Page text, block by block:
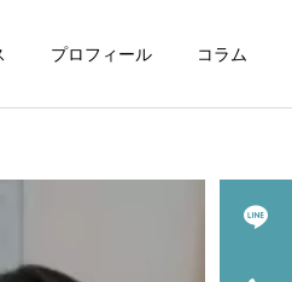
プロフィール コラム
を見る
ら温める